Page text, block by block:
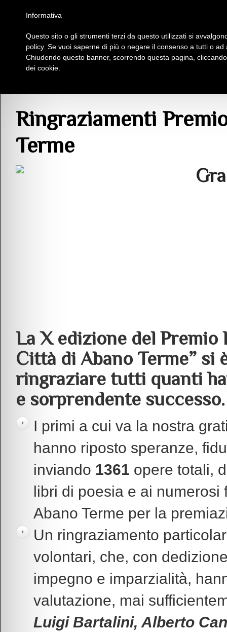
Insieme Per La Cultura
Ringraziamenti
Terme
La X edizione del
Città di Abano Terme” si
ringraziare tutti quanti
e sorprendente successo.
I primi a cui va la nostra
hanno riposto speranze,
inviando 1361 opere totali,
libri di poesia e ai
Abano Terme per la
Un ringraziamento
volontari, che, con
impegno e imparzialità,
valutazione, mai
Luigi Bartalini, Alberto
Informativa
Questo sito o gli strumenti terzi da questo utilizzati si
policy. Se vuoi saperne di più o negare il consenso a tutti o
Chiudendo questo banner, scorrendo questa pagina,
dei cookie.